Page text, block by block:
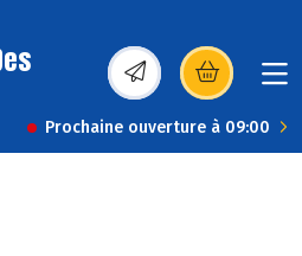
(s’ouvre dans une
Prochaine ouverture à 09:00